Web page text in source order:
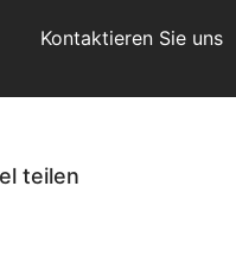
Kontaktieren Sie uns
teilen